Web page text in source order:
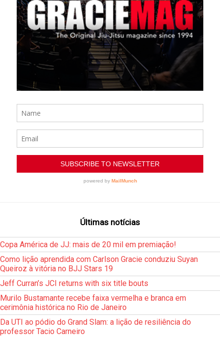
Últimas notícias
Copa América de JJ: mais de 20 mil em premiação!
Como lição aprendida com Carlson Gracie conduziu Suyan
Queiroz à vitória no BJJ Stars 19
Jeff Curran’s JCI returns with six title bouts
Murilo Bustamante recebe faixa vermelha e branca em
cerimônia histórica no Rio de Janeiro
Da UTI ao pódio do Grand Slam: a lição de resiliência do
professor Tacio Carneiro